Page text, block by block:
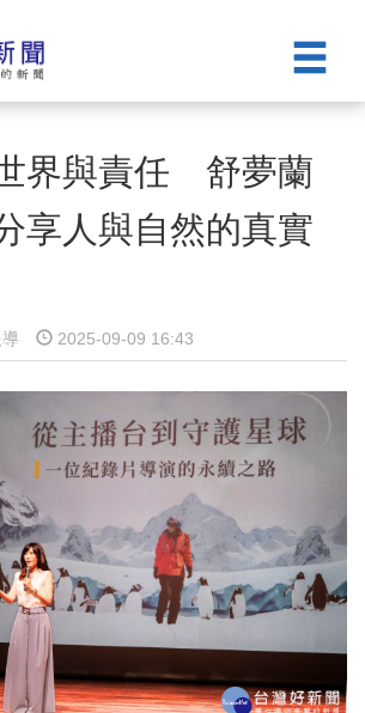
界與責任 舒夢蘭
享人與自然的真實
2025-09-09 16:43